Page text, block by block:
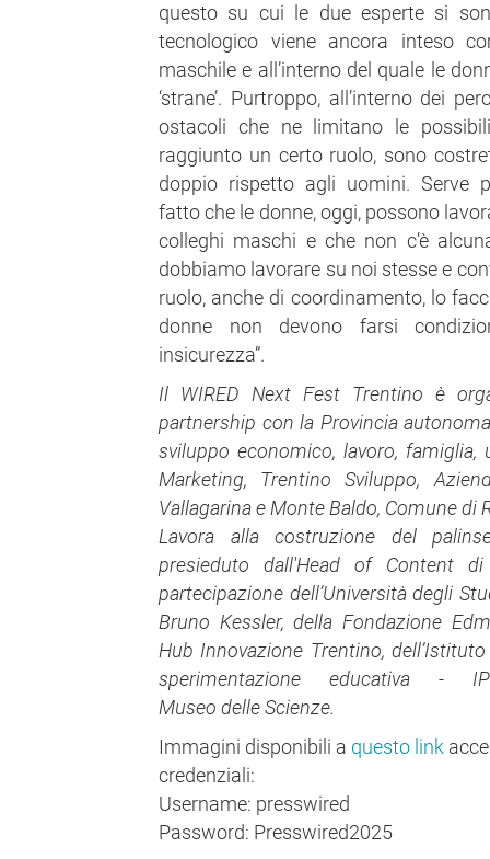
questo su cui le due esperte si
tecnologico viene ancora inteso
maschile e all’interno del quale le
‘strane’. Purtroppo, all’interno dei
ostacoli che ne limitano le
raggiunto un certo ruolo, sono
doppio rispetto agli uomini. Serve
fatto che le donne, oggi, possono
colleghi maschi e che non c’è
dobbiamo lavorare su noi stesse e
ruolo, anche di coordinamento, lo
donne non devono farsi
insicurezza”.
Il WIRED Next Fest Trentino è
partnership con la Provincia
sviluppo economico, lavoro,
Marketing, Trentino Sviluppo,
Vallagarina e Monte Baldo, Comune di
Lavora alla costruzione del
presieduto dall'Head of Content
partecipazione dell’Università degli
Bruno Kessler, della Fondazione
Hub Innovazione Trentino,
sperimentazione educativa -
Museo delle Scienze.
Immagini disponibili a questo link
credenziali:
Username: presswired
Password: Presswired2025